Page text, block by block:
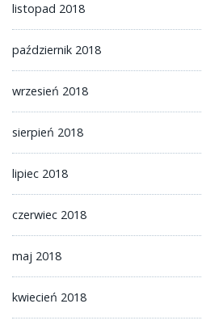
listopad 2018
październik 2018
wrzesień 2018
sierpień 2018
lipiec 2018
czerwiec 2018
maj 2018
kwiecień 2018